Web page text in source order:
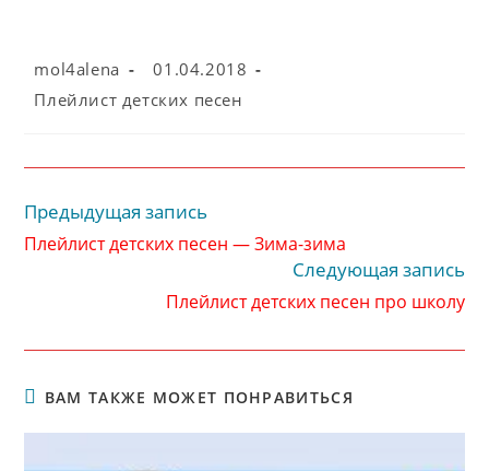
Автор
mol4alena
Запись
01.04.2018
Рубрика
Плейлист детских песен
Читать
статьи
Предыдущая запись
Плейлист детских песен — Зима-зима
Следующая запись
Плейлист детских песен про школу
ВАМ ТАКЖЕ МОЖЕТ ПОНРАВИТЬСЯ